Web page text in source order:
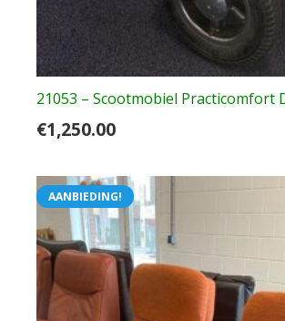
21053 – Scootmobiel Practicomfort
€1,250.00
AANBIEDING!